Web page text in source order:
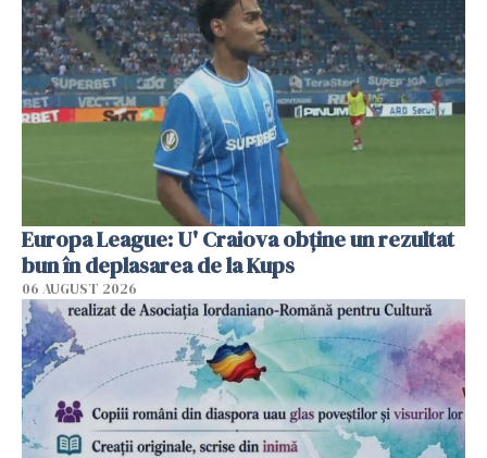
Europa League: U' Craiova obține un rezultat
bun în deplasarea de la Kups
06 AUGUST 2026